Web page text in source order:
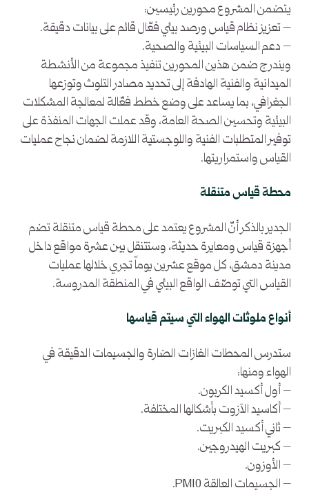
يتضمن المشروع محورين رئيسين:
– تعزيز نظام قياس ورصد بيئي فعّال قائم على بيانات دقيقة.
– دعم السياسات البيئية والصحية.
ويندرج ضمن هذين المحورين تنفيذ مجموعة من الأنشطة
الميدانية والفنية الهادفة إلى تحديد مصادر التلوث وتوزعها
الجغرافي، بما يساعد على وضع خطط فعّالة لمعالجة المشكلات
البيئية وتحسين الصحة العامة، وقد عملت الجهات المنفذة على
توفير المتطلبات الفنية واللوجستية اللازمة لضمان نجاح عمليات
القياس واستمراريتها.
محطة قياس متنقلة
الجدير بالذكر أنّ المشروع يعتمد على محطة قياس متنقلة تضم
أجهزة قياس ومعايرة حديثة، وستتنقل بين عشرة مواقع داخل
مدينة دمشق، كل موقع عشرين يوماً تجري خلالها عمليات
القياس التي توصّف الواقع البيئي في المنطقة المدروسة.
أنواع ملوثات الهواء التي سيتم قياسها
ستدرس المحطات الغازات الضارة والجسيمات الدقيقة في
الهواء ومنها:
– أول أكسيد الكربون.
– أكاسيد الآزوت بأشكالها المختلفة.
– ثاني أكسيد الكبريت.
– كبريت الهيدروجين.
– الأوزون.
– الجسيمات العالقة PM10.